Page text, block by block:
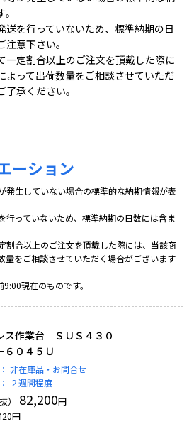
を行っていないため、標準納期の日
意下さい。
定割合以上のご注文を頂戴した際に
よって出荷数量をご相談させていただ
承ください。
ーション
生していない場合の標準的な納期情報が表
っていないため、標準納期の日数には含ま
合以上のご注文を頂戴した際には、当該商
量をご相談させていただく場合がございます
現在のものです。
ス作業台 ＳＵＳ４３０
６０４５Ｕ
非在庫品・お問合せ
２週間程度
）
82,200円
円